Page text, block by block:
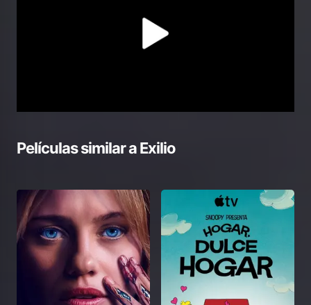
Películas similar aExilio